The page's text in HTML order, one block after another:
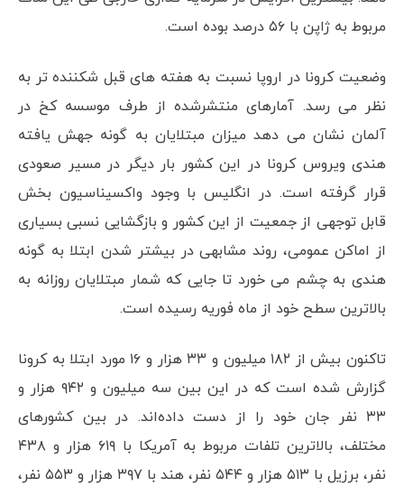
مربوط به ژاپن با ۵۶ درصد بوده است.
وضعیت کرونا در اروپا نسبت به هفته های قبل شکننده تر به
نظر می رسد. آمارهای منتشرشده از طرف موسسه کخ در
آلمان نشان می دهد میزان مبتلایان به گونه جهش یافته
هندی ویروس کرونا در این کشور بار دیگر در مسیر صعودی
قرار گرفته است. در انگلیس با وجود واکسیناسیون بخش
قابل توجهی از جمعیت از این کشور و بازگشایی نسبی بسیاری
از اماکن عمومی، روند مشابهی در بیشتر شدن ابتلا به گونه
هندی به چشم می خورد تا جایی که شمار مبتلایان روزانه به
بالاترین سطح خود از ماه فوریه رسیده است.
تاکنون بیش از ۱۸۲ میلیون و ۳۳ هزار و ۱۶ مورد ابتلا به کرونا
گزارش شده است که در این بین سه میلیون و ۹۴۲ هزار و
۳۳ نفر جان خود را از دست داده‌اند. در بین کشورهای
مختلف، بالاترین تلفات مربوط به آمریکا با ۶۱۹ هزار و ۴۳۸
نفر، برزیل با ۵۱۳ هزار و ۵۴۴ نفر، هند با ۳۹۷ هزار و ۵۵۳ نفر،